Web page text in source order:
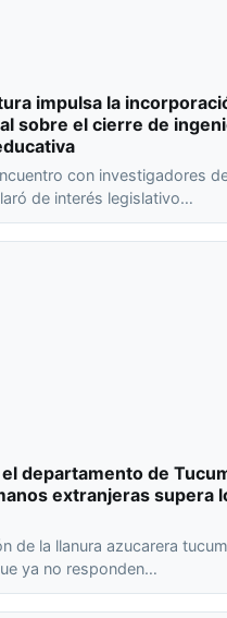
impulsa la
sobre el cierre de
con investigadores
de interés legislativo…
departamento de
extranjeras supera
de la llanura azucarera
ya no responden…